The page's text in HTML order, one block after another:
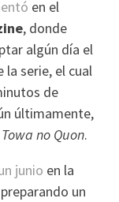
en el
, donde
algún día el
serie, el cual
de
últimamente,
Towa no Quon.
junio en la
un